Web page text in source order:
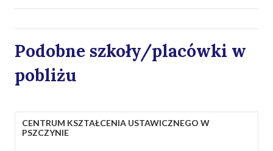
Podobne szkoły/placówki w
pobliżu
CENTRUM KSZTAŁCENIA USTAWICZNEGO W
PSZCZYNIE